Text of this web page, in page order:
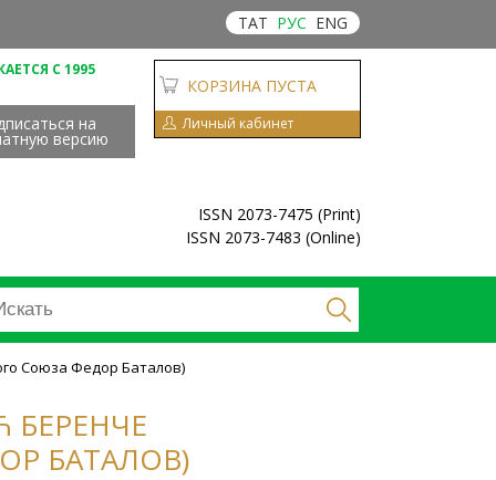
ТАТ РУС ENG
С 1995
на
версию
КОРЗИНА ПУСТА
Личный кабинет
ISSN 2073-7475 (Print)
ISSN 2073-7483 (Online)
Союза Федор Баталов)
БАТАЛОВ)